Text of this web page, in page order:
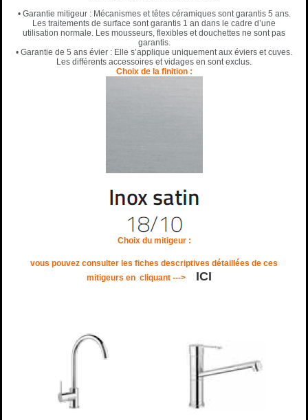
• Garantie mitigeur : Mécanismes et têtes céramiques sont garantis 5 ans.
Les traitements de surface sont garantis 1 an dans le cadre d’une
utilisation normale. Les mousseurs, flexibles et douchettes ne sont pas
garantis.
• Garantie de 5 ans évier : Elle s’applique uniquement aux éviers et cuves.
Les différents accessoires et vidages en sont exclus.
Choix de la finition :
Choix du mitigeur :
vous pouvez consulter les fiches descriptives détaillées de ces
mitigeurs en cliquant ---> ICI